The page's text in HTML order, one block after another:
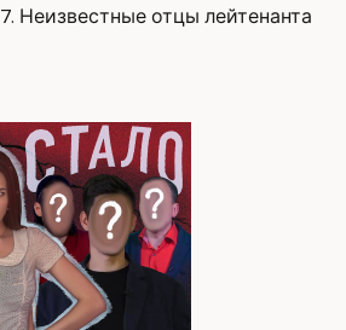
Неизвестные отцы лейтенанта